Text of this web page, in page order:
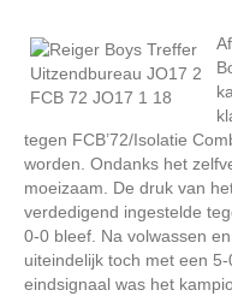
tegen FCB’72/Isolatie
worden. Ondanks het
moeizaam. De druk van
verdedigend ingestelde
0-0 bleef. Na volwassen
uiteindelijk toch met een
eindsignaal was het